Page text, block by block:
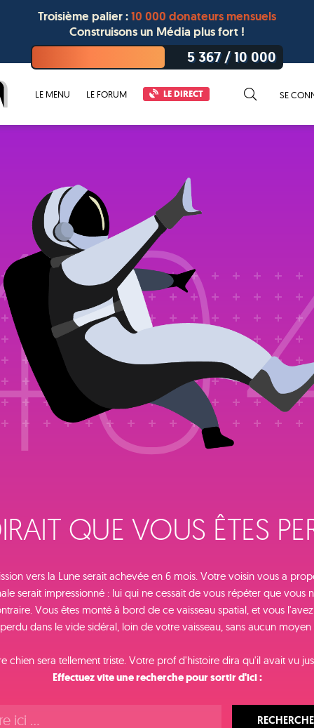
Troisième palier :10 000 donateurs mensuels
Construisons un Média plus fort !
5 367/10 000
LE MENU LE FORUM LE DIRECT SE
QUE VOUS ÊTES
vers la Lune serait achevée en 6 mois. Votre voisin vous a
serait impressionné : lui qui ne cessait de vous répéter que vous
Vous êtes monté à bord de ce vaisseau spatial, et vous
dans le vide sidéral, loin de votre vaisseau, sans aucun
chien sera tellement triste. Votre prof d'histoire dira qu'il avait vu
Effectuez vite une recherche pour sortir d'ici :